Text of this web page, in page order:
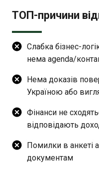
ТОП-причини
Cлабка бізнес-
нема agenda/
Нема доказів
Україною або
Фінанси не
відповідають
Помилки в анкеті
документам